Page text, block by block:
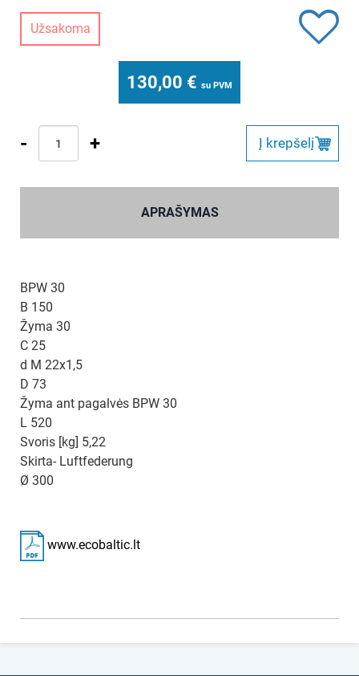
Užsakoma
130,00 € su PVM
- + Į krepšelį
APRAŠYMAS
BPW 30
B 150
Žyma 30
C 25
d M 22x1,5
D 73
Žyma ant pagalvės BPW 30
L 520
Svoris [kg] 5,22
Skirta- Luftfederung
Ø 300
www.ecobaltic.lt